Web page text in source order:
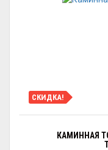
СКИДКА!
КАМИННАЯ